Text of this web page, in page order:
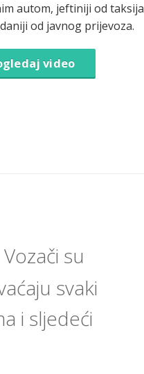
autom, jeftiniji od taksija
od javnog prijevoza.
video
su
svaki
i sljedeći